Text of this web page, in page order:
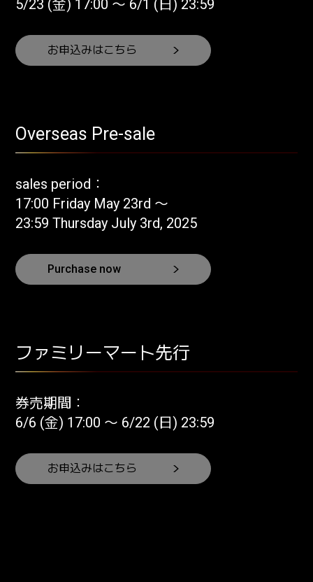
5/23 (金) 17:00 〜 6/1 (日) 23:59
お申込みはこちら
Overseas Pre-sale
sales period：
17:00 Friday May 23rd 〜
23:59 Thursday July 3rd, 2025
Purchase now
ファミリーマート先行
券売期間：
6/6 (金) 17:00 〜 6/22 (日) 23:59
お申込みはこちら